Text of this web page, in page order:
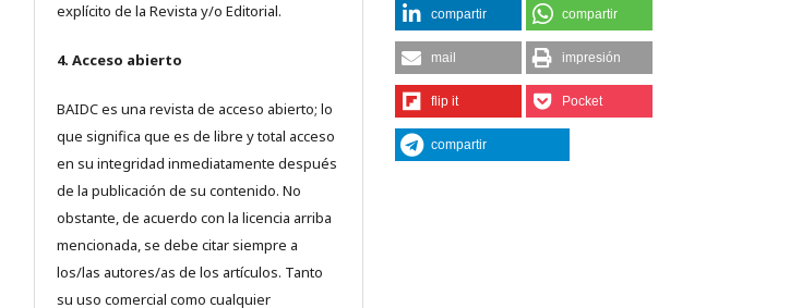
explícito de la Revista y/o Editorial.
4. Acceso abierto
BAIDC es una revista de acceso abierto; lo
que significa que es de libre y total acceso
en su integridad inmediatamente después
de la publicación de su contenido. No
obstante, de acuerdo con la licencia arriba
mencionada, se debe citar siempre a
los/las autores/as de los artículos. Tanto
su uso comercial como cualquier
compartir compartir
mail impresión
flip it Pocket
compartir